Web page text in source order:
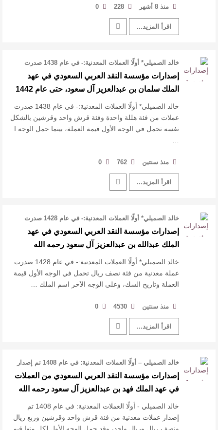
منذ 8 أشهر 228
0
اقرأ المزيد...
خالد الصميلي* أولًا العملات المعدنية:- في عام 1438 صدرت
عملات من فئة هللة واحدة …
إصدارات مؤسسة النقد العربي السعودي في عهد
الملك سلمان بن عبدالعزيز آل سعود، حتى عام 1442
خالد الصميلي* أولًا العملات المعدنية:- في عام 1438 صدرت
عملات من فئة هللة واحدة وفئة قرش واحد وقرشين بالشكل
نفسه تحمل في الوجه الأول قيمة العملة، بينما حمل الوجه ا
منذ سنتين 762
0
اقرأ المزيد...
خالد الصميلي* أولًا العملات المعدنية:- في عام 1428 صدرت
عملة معدنية من فئة نصف ر …
إصدارات مؤسسة النقد العربي السعودي في عهد
الملك عبدالله بن عبدالعزيز آل سعود رحمه الله
خالد الصميلي* أولًا العملات المعدنية:- في عام 1428 صدرت
عملة معدنية من فئة نصف ريال تحمل في الوجه الأول قيمة
العملة وتاريخ السك، وعلى الوجه الآخر اسم الملك …
منذ سنتين 4530
0
اقرأ المزيد...
خالد الصميلي – أولًا العملات المعدنية: في عام 1408 تم إصدار
عملات معدنية م …
إصدارات مؤسسة النقد العربي السعودي من العملات
في عهد الملك فهد بن عبدالعزيز آل سعود رحمه الله
خالد الصميلي - أولًا العملات المعدنية: في عام 1408 تم
إصدار عملات معدنية من فئة قرش واحد وقرشين وربع ريال